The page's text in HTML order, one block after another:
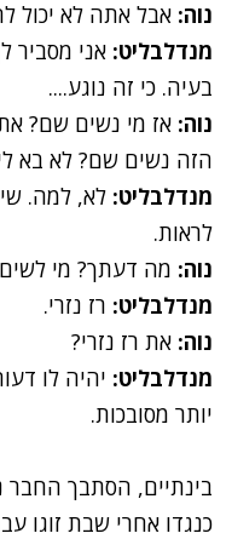
נוה: אבל אתה לא יכול
מנדלבליט: אני מסביר
בעיה. כי זה נוגע....
נוה: אז מי נשים שם?
הזה נשים שם? לא בא
מנדלבליט: לא, למה.
לראות.
נוה: מה דעתך? מי
מנדלבליט: רז נזרי.
נוה: את רז נזרי?
מנדלבליט: יהיה לו
יותר מסובכות.
בינתיים, הסתבך החבר
כנגדו אחרי שבת זוגו